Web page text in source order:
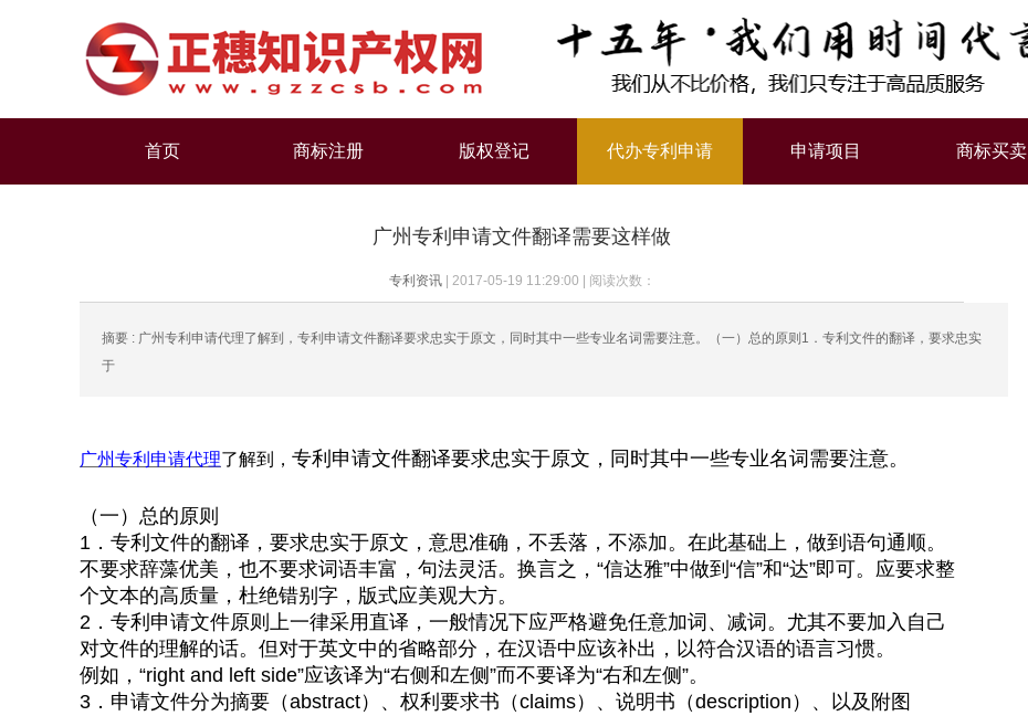
首页 商标注册 版权登记 代办专利申请 申请项目 商标买卖
广州专利申请文件翻译需要这样做
专利资讯 2017-05-19 11:29:00 阅读次数：
摘要 : 广州专利申请代理了解到，专利申请文件翻译要求忠实于原文，同时其中一些专业名词需要注意。（一）总的原则1．专利文件的翻译，要求忠实
于
广州专利申请代理了解到， 专利申请文件翻译要求忠实于原文，同时其中一些专业名词需要注意。
（一）总的原则
1．专利文件的翻译，要求忠实于原文，意思准确，不丢落，不添加。在此基础上，做到语句通顺。
不要求辞藻优美，也不要求词语丰富，句法灵活。换言之，“信达雅”中做到“信”和“达”即可。应要求整
个文本的高质量，杜绝错别字，版式应美观大方。
2．专利申请文件原则上一律采用直译，一般情况下应严格避免任意加词、减词。尤其不要加入自己
对文件的理解的话。但对于英文中的省略部分，在汉语中应该补出，以符合汉语的语言习惯。
例如，“right and left side”应该译为“右侧和左侧”而不要译为“右和左侧”。
3．申请文件分为摘要（abstract）、权利要求书（claims）、说明书（description）、以及附图